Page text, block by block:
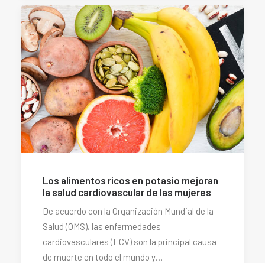
Los alimentos ricos en potasio mejoran
la salud cardiovascular de las mujeres
De acuerdo con la Organización Mundial de la
Salud (OMS), las enfermedades
cardiovasculares (ECV) son la principal causa
de muerte en todo el mundo y…